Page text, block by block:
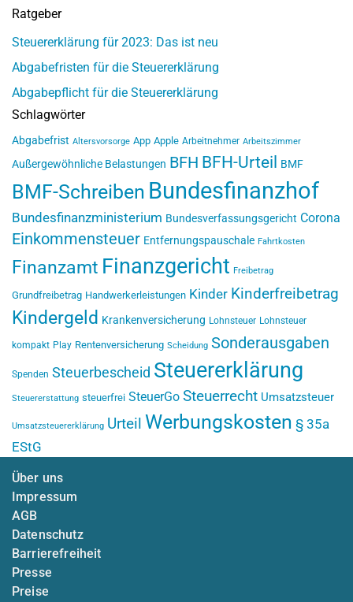
Ratgeber
Steuererklärung für 2023: Das ist neu
Abgabefristen für die Steuererklärung
Abgabepflicht für die Steuererklärung
Schlagwörter
Abgabefrist Altersvorsorge App Apple Arbeitnehmer Arbeitszimmer
Außergewöhnliche Belastungen BFH BFH-Urteil BMF
BMF-Schreiben Bundesfinanzhof
Bundesfinanzministerium Bundesverfassungsgericht Corona
Einkommensteuer Entfernungspauschale Fahrtkosten
Finanzamt Finanzgericht Freibetrag
Grundfreibetrag Handwerkerleistungen Kinder Kinderfreibetrag
Kindergeld Krankenversicherung Lohnsteuer Lohnsteuer
kompakt Play Rentenversicherung Scheidung Sonderausgaben
Spenden Steuerbescheid Steuererklärung
Steuererstattung steuerfrei SteuerGo Steuerrecht Umsatzsteuer
Umsatzsteuererklärung Urteil Werbungskosten § 35a
EStG
Über uns
Impressum
AGB
Datenschutz
Barrierefreiheit
Presse
Preise